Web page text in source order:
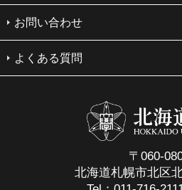
お問い合わせ
よくある質問
〒060-
北海道札幌市北区